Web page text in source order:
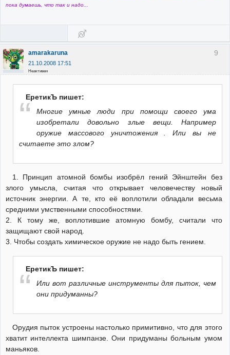
пока думаешь, что так и надо...
9
amarakaruna
21.10.2008 17:51
Неактивен
ЕретикЪ пишет:
Многие умные люди при помощи своего ума
изобретали довольно злые вещи. Например
оружие массового уничтожения . Или вы не
считаете это злом?
1. Принцип атомной бомбы изобрёл гений Эйнштейн без
злого умысла, считая что открывает человечеству новый
источник энергии. А те, кто её воплотили обладали весьма
средними умственными способностями.
2. К тому же, воплотившие атомную бомбу, считали что
защищают свой народ.
3. Чтобы создать химическое оружие не надо быть гением.
ЕретикЪ пишет:
Или вот различные инструменты для пыток, чем
они придуманны?
Орудия пыток устроены настолько примитивно, что для этого
хватит интеллекта шимпанзе. Они придуманы больным умом
маньяков.